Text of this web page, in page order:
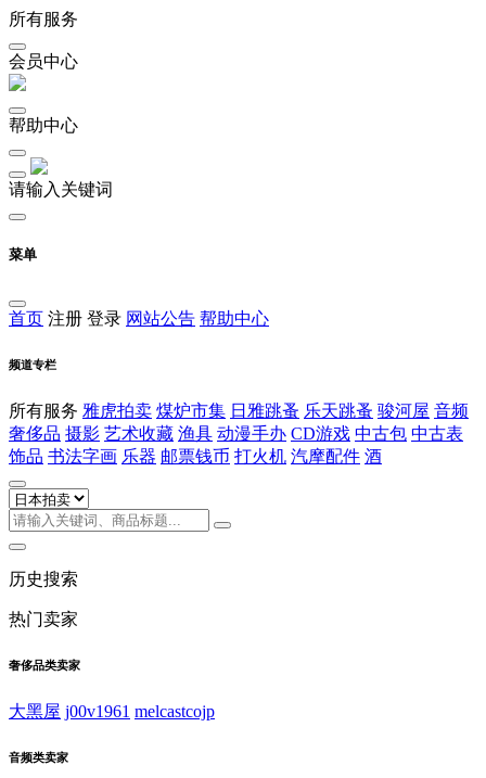
所有服务
会员中心
帮助中心
请输入关键词
菜单
首页 注册 登录 网站公告 帮助中心
频道专栏
所有服务 雅虎拍卖 煤炉市集 日雅跳蚤 乐天跳蚤 骏河屋 音频
奢侈品 摄影 艺术收藏 渔具 动漫手办 CD游戏 中古包 中古表
饰品 书法字画 乐器 邮票钱币 打火机 汽摩配件 酒
历史搜索
热门卖家
奢侈品类卖家
大黑屋 j00v1961 melcastcojp
音频类卖家